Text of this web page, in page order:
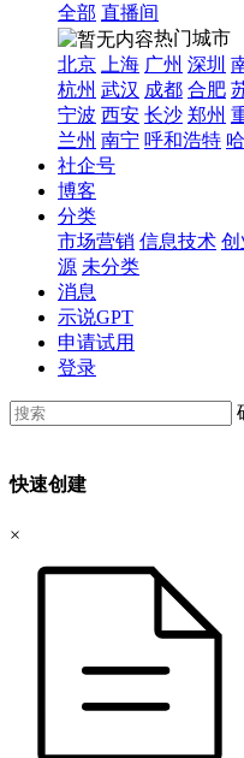
全部 直播间
热门城市
北京
上海 广州 深圳
杭州 武汉 成都 合肥
宁波 西安 长沙 郑州
兰州 南宁 呼和浩特
社企号
博客
分类
市场营销 信息技术 创
源 未分类
消息
示说GPT
申请试用
登录
快速创建
×